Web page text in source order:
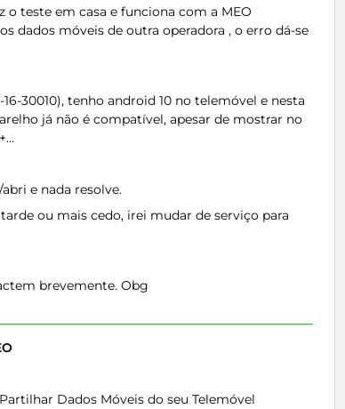
o teste em casa e funciona com a MEO
dados móveis de outra operadora , o erro dá-se
30010), tenho android 10 no telemóvel e nesta
já não é compatível, apesar de mostrar no
e nada resolve.
ou mais cedo, irei mudar de serviço para
brevemente. Obg
Dados Móveis do seu Telemóvel